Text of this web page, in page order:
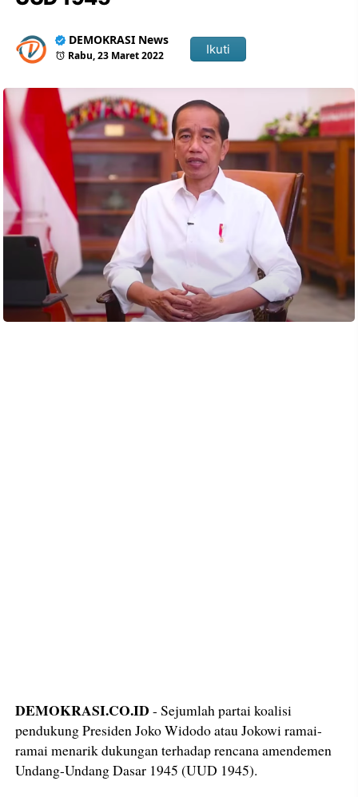
DEMOKRASI News
Rabu, 23 Maret 2022 Ikuti
DEMOKRASI.CO.ID - Sejumlah partai koalisi
pendukung Presiden Joko Widodo atau Jokowi ramai-
ramai menarik dukungan terhadap rencana amendemen
Undang-Undang Dasar 1945 (UUD 1945).